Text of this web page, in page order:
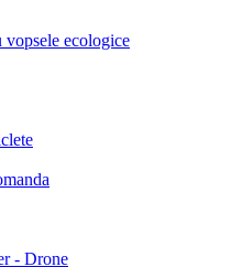
vopsele ecologice
- Drone